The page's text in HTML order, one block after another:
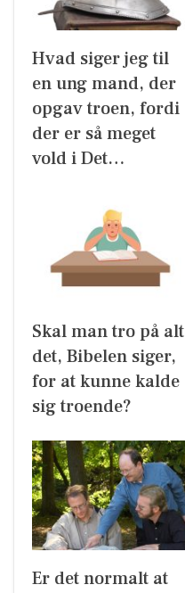
Hvad siger jeg til
en ung mand, der
opgav troen, fordi
der er så meget
vold i Det…
Skal man tro på alt
det, Bibelen siger,
for at kunne kalde
sig troende?
Er det normalt at